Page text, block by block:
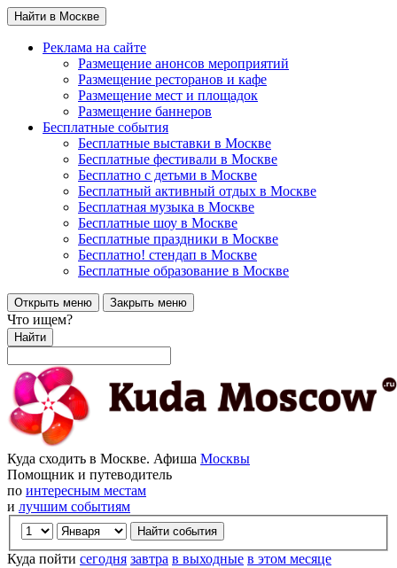
Найти в Москве
Реклама на сайте
Размещение анонсов мероприятий
Размещение ресторанов и кафе
Размещение мест и площадок
Размещение баннеров
Бесплатные события
Бесплатные выставки в Москве
Бесплатные фестивали в Москве
Бесплатно с детьми в Москве
Бесплатный активный отдых в Москве
Бесплатная музыка в Москве
Бесплатные шоу в Москве
Бесплатные праздники в Москве
Бесплатно! стендап в Москве
Бесплатные образование в Москве
Открыть меню Закрыть меню
Что ищем?
Найти
Куда сходить в Москве. Афиша Москвы
Помощник и путеводитель
по интересным местам
и лучшим событиям
Куда пойти сегодня завтра в выходные в этом месяце